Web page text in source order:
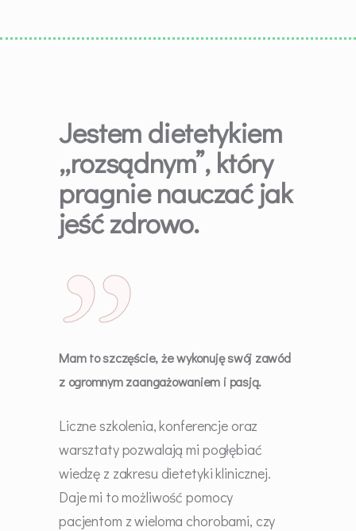
Jestem dietetykiem
„rozsądnym”, który
pragnie nauczać jak
jeść zdrowo.
Mam to szczęście, że wykonuję swój zawód
z ogromnym zaangażowaniem i pasją.
Liczne szkolenia, konferencje oraz
warsztaty pozwalają mi pogłębiać
wiedzę z zakresu dietetyki klinicznej.
Daje mi to możliwość pomocy
pacjentom z wieloma chorobami, czy